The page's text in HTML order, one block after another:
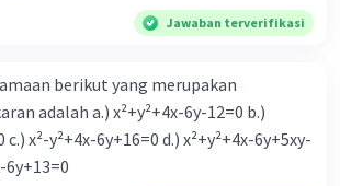
Jawaban terverifikasi
berikut yang merupakan
6y-12=0 b.)
c.) x²-y²+4x-6y+16=0 d.) x²+y²+4x-6y+5xy-
6y+13=0